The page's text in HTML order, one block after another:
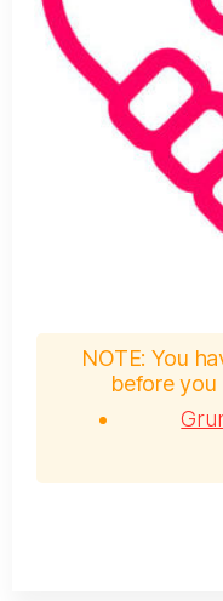
NOTE: You
before you